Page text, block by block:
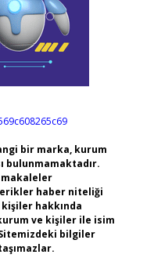
bir marka, kurum
bulunmamaktadır.
makaleler
haber niteliği
hakkında
ve kişiler ile isim
bilgiler